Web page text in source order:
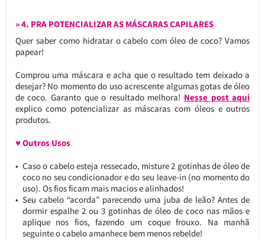
» 4. PRA POTENCIALIZAR AS MÁSCARAS CAPILARES
Quer saber como hidratar o cabelo com óleo de coco? Vamos
papear!
Comprou uma máscara e acha que o resultado tem deixado a
desejar? No momento do uso acrescente algumas gotas de óleo
de coco. Garanto que o resultado melhora! Nesse post aqui
explico como potencializar as máscaras com óleos e outros
produtos.
♥ Outros Usos
Caso o cabelo esteja ressecado, misture 2 gotinhas de óleo de
coco no seu condicionador e do seu leave-in (no momento do
uso). Os fios ficam mais macios e alinhados!
Seu cabelo “acorda” parecendo uma juba de leão? Antes de
dormir espalhe 2 ou 3 gotinhas de óleo de coco nas mãos e
aplique nos fios, fazendo um coque frouxo. Na manhã
seguinte o cabelo amanhece bem menos rebelde!